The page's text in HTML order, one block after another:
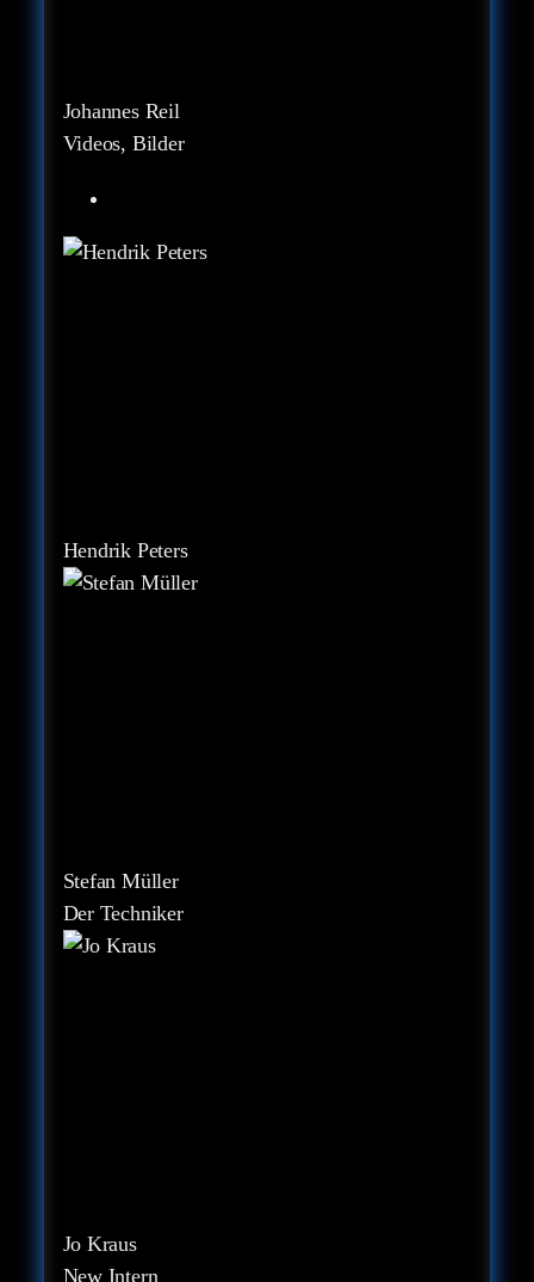
Johannes Reil
Videos, Bilder
Hendrik Peters
Stefan Müller
Der Techniker
Jo Kraus
New Intern